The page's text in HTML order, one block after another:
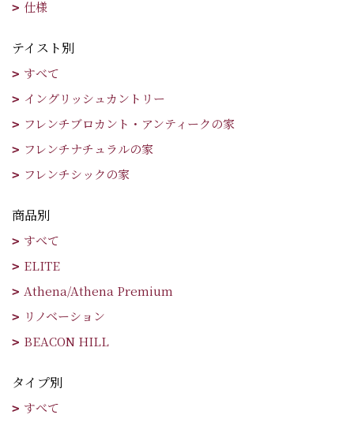
仕様
テイスト別
すべて
イングリッシュカントリー
フレンチブロカント・アンティークの家
フレンチナチュラルの家
フレンチシックの家
商品別
すべて
ELITE
Athena/Athena Premium
リノベーション
BEACON HILL
タイプ別
すべて